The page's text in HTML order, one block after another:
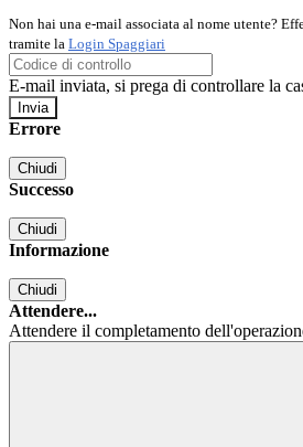
Non hai una e-mail associata al nome utente?
tramite la Login Spaggiari
E-mail inviata, si prega di controllare la
Errore
Chiudi
Successo
Chiudi
Informazione
Chiudi
Attendere...
Attendere il completamento